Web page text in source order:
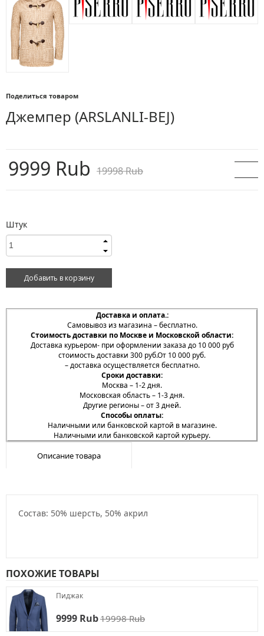
Поделиться товаром
Джемпер (ARSLANLI-BEJ)
19998 Rub
9999 Rub
Штук
Доставка и оплата.:
Самовывоз из магазина – бесплатно.
Стоимость доставки по Москве и Московской области:
Доставка курьером- при оформлении заказа до 10 000 руб
стоимость доставки 300 руб.От 10 000 руб.
– доставка осуществляется бесплатно.
Сроки доставки:
Москва – 1-2 дня.
Московская область – 1-3 дня.
Другие регионы – от 3 дней.
Способы оплаты:
Наличными или банковской картой в магазине.
Наличными или банковской картой курьеру.
Описание товара
Состав: 50% шерсть, 50% акрил
ПОХОЖИЕ ТОВАРЫ
Пиджак
9999 Rub19998 Rub